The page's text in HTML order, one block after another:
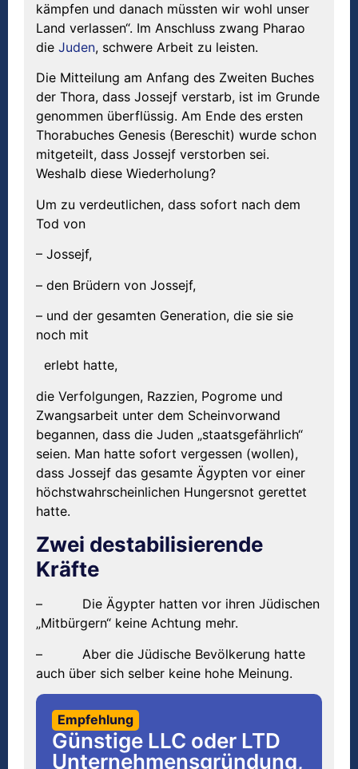
kämpfen und danach müssten wir wohl unser
Land verlassen“. Im Anschluss zwang Pharao
die Juden, schwere Arbeit zu leisten.
Die Mitteilung am Anfang des Zweiten Buches
der Thora, dass Jossejf verstarb, ist im Grunde
genommen überflüssig. Am Ende des ersten
Thorabuches Genesis (Bereschit) wurde schon
mitgeteilt, dass Jossejf verstorben sei.
Weshalb diese Wiederholung?
Um zu verdeutlichen, dass sofort nach dem
Tod von
– Jossejf,
– den Brüdern von Jossejf,
– und der gesamten Generation, die sie sie
noch mit
erlebt hatte,
die Verfolgungen, Razzien, Pogrome und
Zwangsarbeit unter dem Scheinvorwand
begannen, dass die Juden „staatsgefährlich“
seien. Man hatte sofort vergessen (wollen),
dass Jossejf das gesamte Ägypten vor einer
höchstwahrscheinlichen Hungersnot gerettet
hatte.
Zwei destabilisierende
Kräfte
– Die Ägypter hatten vor ihren Jüdischen
„Mitbürgern“ keine Achtung mehr.
– Aber die Jüdische Bevölkerung hatte
auch über sich selber keine hohe Meinung.
Empfehlung
Günstige LLC oder LTD
Unternehmensgründung,